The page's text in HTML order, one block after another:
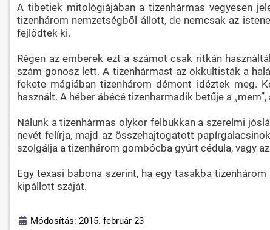
A tibetiek mitológiájában a tizenhármas vegyesen
tizenhárom nemzetségből állott, de nemcsak az
fejlődtek ki.
Régen az emberek ezt a számot csak ritkán
szám gonosz lett. A tizenhármast az okkultisták a
fekete mágiában tizenhárom démont idéztek meg.
használt. A héber ábécé tizenharmadik betűje a
Nálunk a tizenhármas olykor felbukkan a szerelmi
nevét felírja, majd az összehajtogatott
szolgálja a tizenhárom gombócba gyúrt cédula, vagy
Egy texasi babona szerint, ha egy tasakba
kipállott száját.
Módosítás: 2015. február 23